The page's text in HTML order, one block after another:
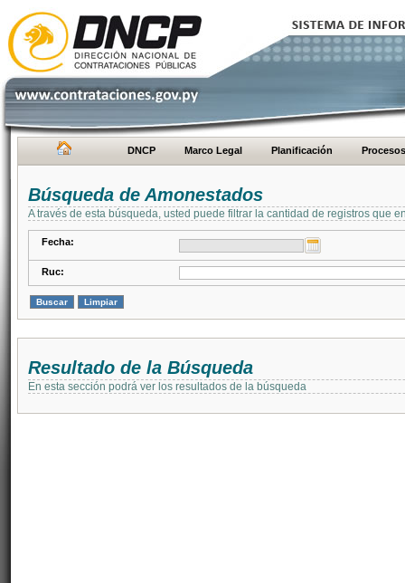
DNCP Marco Legal Planificación Procesos
Búsqueda de Amonestados
A través de esta búsqueda, usted puede filtrar la cantidad de registros que
Fecha:
Ruc:
Resultado de la Búsqueda
En esta sección podrá ver los resultados de la búsqueda